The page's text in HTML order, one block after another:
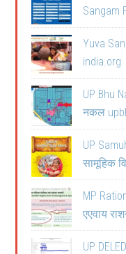
Sangam
Yuva
india.org
UP Bhu
नकल
UP
सामूहिक
MP
एएवाय
UP